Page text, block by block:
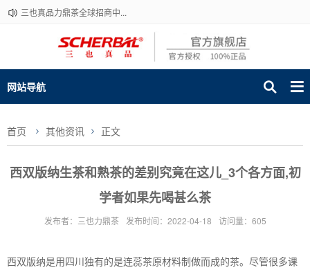
三也真品力鼎茶全球招商中...
网站导航
首页 其他资讯 正文
西双版纳生茶和熟茶的差别究竟在这儿_3个各方面,初
学者如果先喝甚么茶
发布者：三也力鼎茶 发布时间：2022-04-18 访问量：605
西双版纳是用四川独有的是连蕊茶原材料制做而成的茶。尽管很多课